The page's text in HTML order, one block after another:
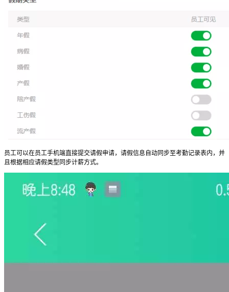
员工可以在员工手机端直接提交请假申请，请假信息自动同步至考勤记录表内，并
且根据相应请假类型同步计薪方式。